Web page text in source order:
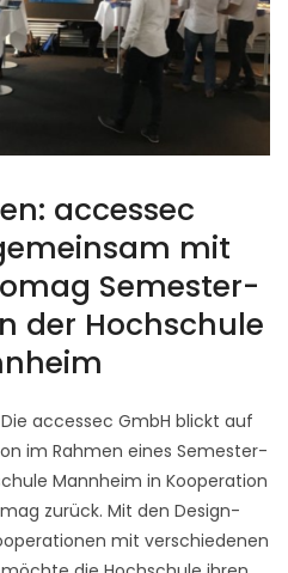
accessec
mit
Semester-
der Hochschule
Die accessec GmbH blickt auf
im Rahmen eines Semester-
Mannheim in Kooperation
zurück. Mit den Design-
mit verschiedenen